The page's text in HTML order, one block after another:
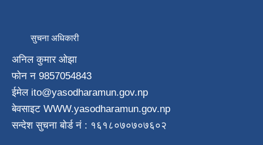
सुचना अधिकारी
अनिल कुमार ओझा
फाेन न‌ 9857054843
ईमेल ito@yasodharamun.gov.np
बेवसाइट WWW.yasodharamun.gov.np
सन्देश सुचना बाेर्ड न‌ं : १६१८०७०७०७६०२